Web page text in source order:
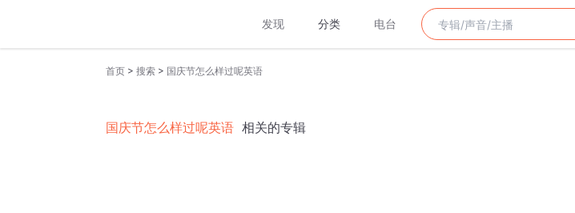
发现 分类 电台
首页 > 搜索 > 国庆节怎么样过呢英语
国庆节怎么样过呢英语 相关的专辑